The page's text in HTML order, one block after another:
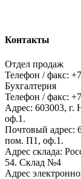
Контакты
Отдел продаж
Телефон / факс:
Бухгалтерия
Телефон / факс:
Адрес: 603003, г.
оф.1.
Почтовый адрес:
пом. П1, оф.1.
Адрес склада:
54. Склад №4
Адрес